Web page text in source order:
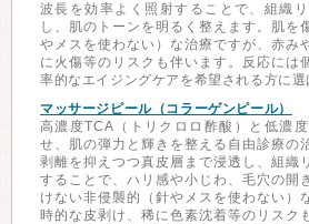
波長を効率よく照射することで、組織
し、肌のトーンを明るく整えます。肌を
やメスを使わない）な治療ですが、赤み
に火傷等のリスクも伴います。反応には
率的なエイジングケアを希望される方に選
マッサージピール（コラーゲンピール）
高濃度TCA（トリクロロ酢酸）と低濃
せ、肌の弾力と輝きを整える自由診療の
剥離を抑えつつ真皮層まで浸透し、組織
することで、ハリ感や小じわ、毛穴の開
けない非侵襲的（針やメスを使わない）
時的な皮剥け、稀に色素沈着等のリスク